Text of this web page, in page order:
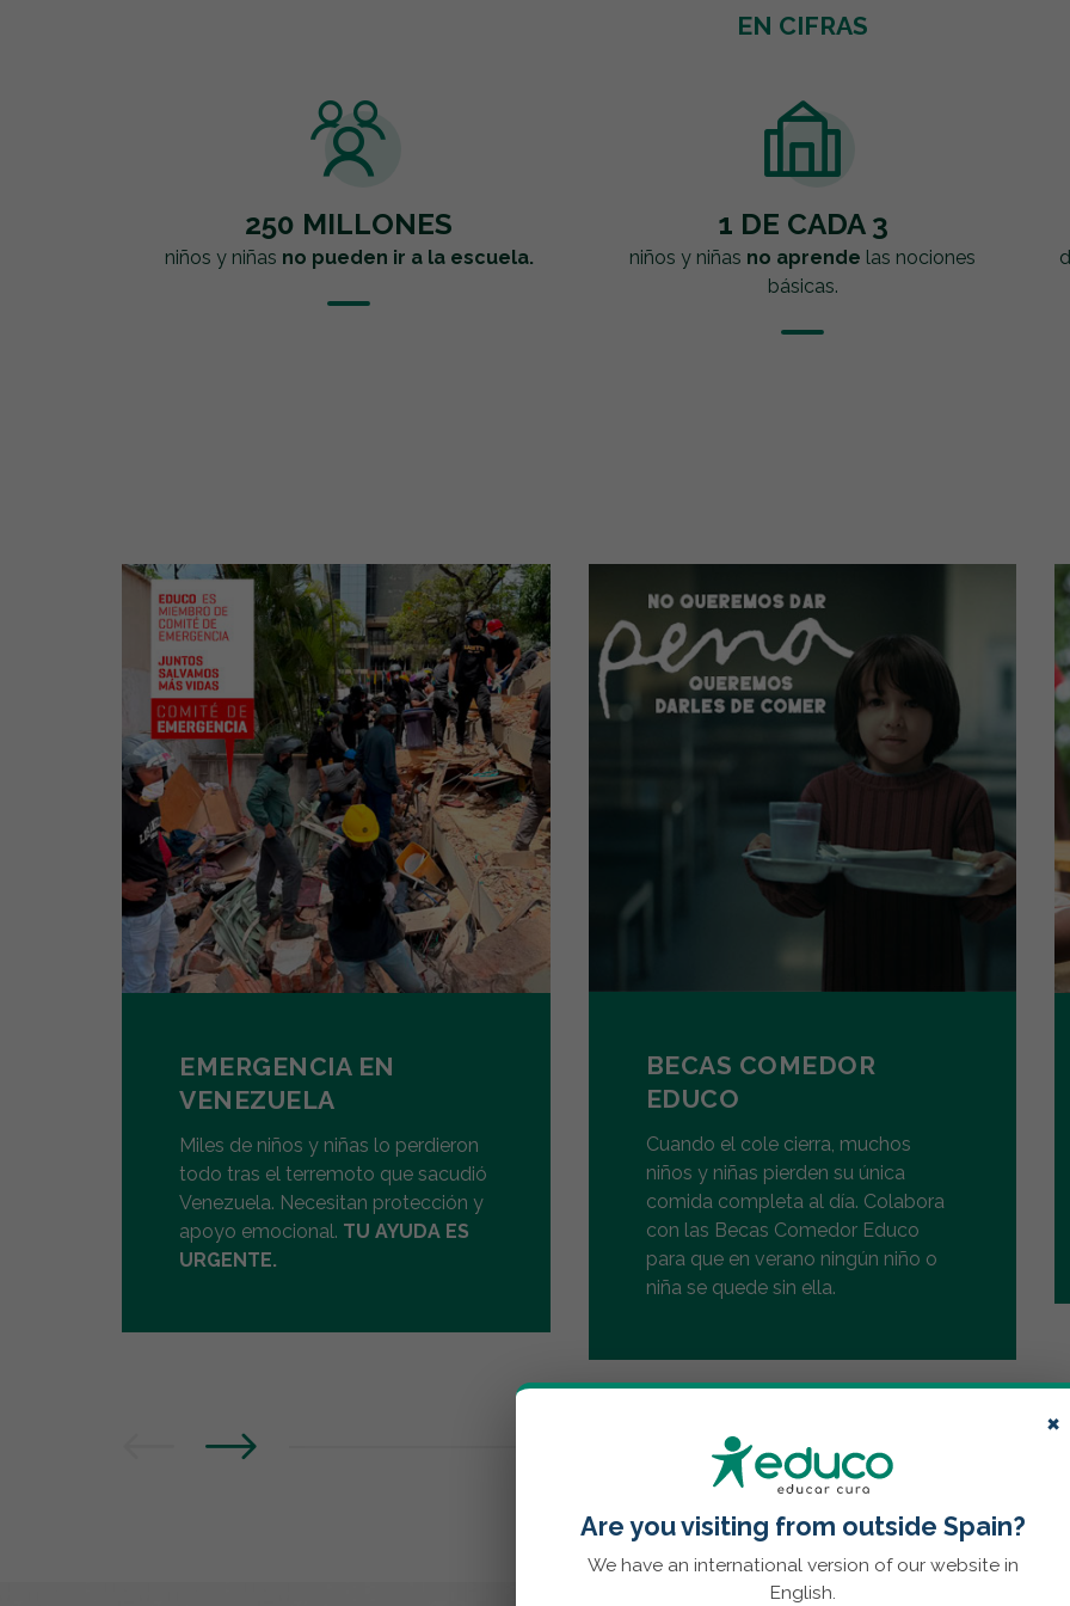
EN CIFRAS
250 MILLONES
niños y niñas no pueden ir a la escuela.
1 DE CADA 3
niños y niñas no aprende las nociones
básicas.
EMERGENCIA EN
VENEZUELA
Miles de niños y niñas lo perdieron
todo tras el terremoto que sacudió
Venezuela. Necesitan protección y
apoyo emocional. TU AYUDA ES
URGENTE.
BECAS COMEDOR
EDUCO
Cuando el cole cierra, muchos
niños y niñas pierden su única
comida completa al día. Colabora
con las Becas Comedor Educo
para que en verano ningún niño o
niña se quede sin ella.
×
Are you visiting from outside Spain?
We have an international version of our website in
English.